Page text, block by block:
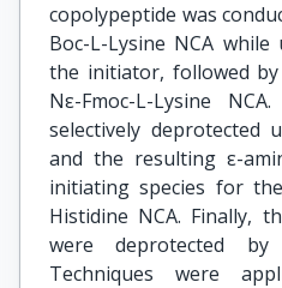
copolypeptide was
Boc-L-Lysine NCA
the initiator, followed
Nε-Fmoc-L-Lysine
selectively deprotected
and the resulting ε-
initiating species for
Histidine NCA. Finally,
were deprotected by
Techniques were